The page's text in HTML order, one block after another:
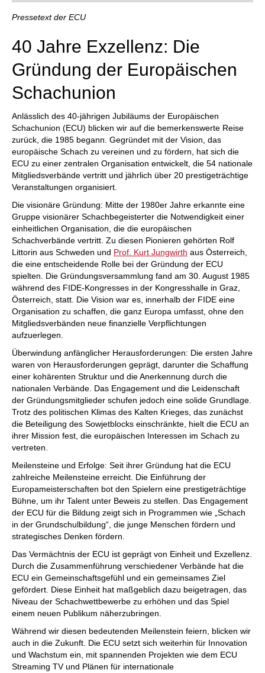
individueller als je zuvor.
Pressetext der ECU
40 Jahre Exzellenz: Die
Gründung der Europäischen
Schachunion
Anlässlich des 40-jährigen Jubiläums der Europäischen
Schachunion (ECU) blicken wir auf die bemerkenswerte Reise
zurück, die 1985 begann. Gegründet mit der Vision, das
europäische Schach zu vereinen und zu fördern, hat sich die
ECU zu einer zentralen Organisation entwickelt, die 54 nationale
Mitgliedsverbände vertritt und jährlich über 20 prestigeträchtige
Veranstaltungen organisiert.
Die visionäre Gründung: Mitte der 1980er Jahre erkannte eine
Gruppe visionärer Schachbegeisterter die Notwendigkeit einer
einheitlichen Organisation, die die europäischen
Schachverbände vertritt. Zu diesen Pionieren gehörten Rolf
Littorin aus Schweden und Prof. Kurt Jungwirth aus Österreich,
die eine entscheidende Rolle bei der Gründung der ECU
spielten. Die Gründungsversammlung fand am 30. August 1985
während des FIDE-Kongresses in der Kongresshalle in Graz,
Österreich, statt. Die Vision war es, innerhalb der FIDE eine
Organisation zu schaffen, die ganz Europa umfasst, ohne den
Mitgliedsverbänden neue finanzielle Verpflichtungen
aufzuerlegen.
Überwindung anfänglicher Herausforderungen: Die ersten Jahre
waren von Herausforderungen geprägt, darunter die Schaffung
einer kohärenten Struktur und die Anerkennung durch die
nationalen Verbände. Das Engagement und die Leidenschaft
der Gründungsmitglieder schufen jedoch eine solide Grundlage.
Trotz des politischen Klimas des Kalten Krieges, das zunächst
die Beteiligung des Sowjetblocks einschränkte, hielt die ECU an
ihrer Mission fest, die europäischen Interessen im Schach zu
vertreten.
Meilensteine und Erfolge: Seit ihrer Gründung hat die ECU
zahlreiche Meilensteine erreicht. Die Einführung der
Europameisterschaften bot den Spielern eine prestigeträchtige
Bühne, um ihr Talent unter Beweis zu stellen. Das Engagement
der ECU für die Bildung zeigt sich in Programmen wie „Schach
in der Grundschulbildung“, die junge Menschen fördern und
strategisches Denken fördern.
Das Vermächtnis der ECU ist geprägt von Einheit und Exzellenz.
Durch die Zusammenführung verschiedener Verbände hat die
ECU ein Gemeinschaftsgefühl und ein gemeinsames Ziel
gefördert. Diese Einheit hat maßgeblich dazu beigetragen, das
Niveau der Schachwettbewerbe zu erhöhen und das Spiel
einem neuen Publikum näherzubringen.
Während wir diesen bedeutenden Meilenstein feiern, blicken wir
auch in die Zukunft. Die ECU setzt sich weiterhin für Innovation
und Wachstum ein, mit spannenden Projekten wie dem ECU
Streaming TV und Plänen für internationale